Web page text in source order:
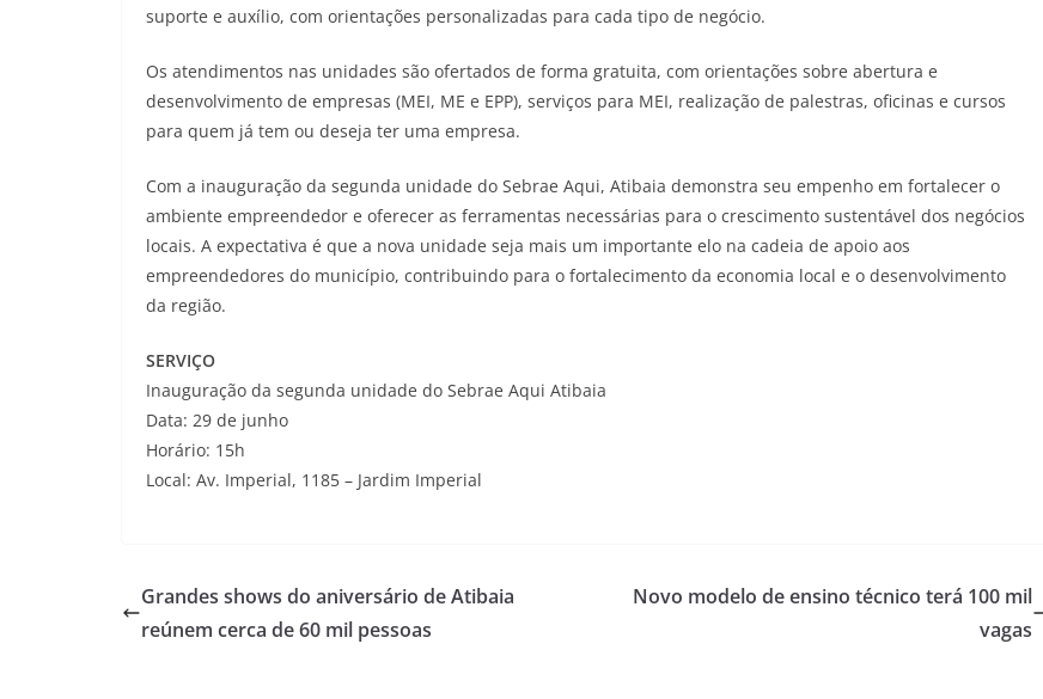
suporte e auxílio, com orientações personalizadas para cada tipo de negócio.
Os atendimentos nas unidades são ofertados de forma gratuita, com orientações sobre abertura e
desenvolvimento de empresas (MEI, ME e EPP), serviços para MEI, realização de palestras, oficinas e cursos
para quem já tem ou deseja ter uma empresa.
Com a inauguração da segunda unidade do Sebrae Aqui, Atibaia demonstra seu empenho em fortalecer o
ambiente empreendedor e oferecer as ferramentas necessárias para o crescimento sustentável dos negócios
locais. A expectativa é que a nova unidade seja mais um importante elo na cadeia de apoio aos
empreendedores do município, contribuindo para o fortalecimento da economia local e o desenvolvimento
da região.
SERVIÇO
Inauguração da segunda unidade do Sebrae Aqui Atibaia
Data: 29 de junho
Horário: 15h
Local: Av. Imperial, 1185 – Jardim Imperial
Grandes shows do aniversário de Atibaia
reúnem cerca de 60 mil pessoas
Novo modelo de ensino técnico terá 100 mil
vagas